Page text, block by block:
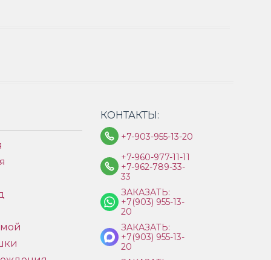
КОНТАКТЫ:
+7-903-955-13-20
+7-960-977-11-11
+7-962-789-33-
33
ЗАКАЗАТЬ:
+7(903) 955-13-
20
ЗАКАЗАТЬ:
+7(903) 955-13-
20